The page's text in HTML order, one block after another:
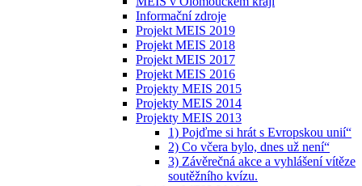
Informační zdroje
Projekt MEIS 2019
Projekt MEIS 2018
Projekt MEIS 2017
Projekt MEIS 2016
Projekty MEIS 2015
Projekty MEIS 2014
Projekty MEIS 2013
1) Pojďme si hrát s Evropskou unií“
2) Co včera bylo, dnes už není“
3) Závěrečná akce a vyhlášení vítěze
soutěžního kvízu.